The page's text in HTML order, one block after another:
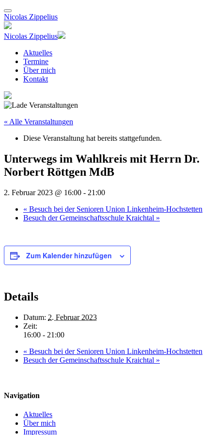
Nicolas Zippelius
Nicolas Zippelius
Aktuelles
Termine
Über mich
Kontakt
« Alle Veranstaltungen
Diese Veranstaltung hat bereits stattgefunden.
Unterwegs im Wahlkreis mit Herrn Dr.
Norbert Röttgen MdB
2. Februar 2023 @ 16:00 - 21:00
« Besuch bei der Senioren Union Linkenheim-Hochstetten
Besuch der Gemeinschaftsschule Kraichtal »
Zum Kalender hinzufügen
Details
Datum: 2. Februar 2023
Zeit:
16:00 - 21:00
« Besuch bei der Senioren Union Linkenheim-Hochstetten
Besuch der Gemeinschaftsschule Kraichtal »
Navigation
Aktuelles
Über mich
Impressum